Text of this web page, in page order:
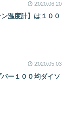
2020.06.20
温度計】は１００
2020.05.03
ー１００均ダイソ